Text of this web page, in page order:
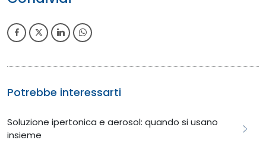
Potrebbe interessarti
Soluzione ipertonica e aerosol: quando si usano
insieme